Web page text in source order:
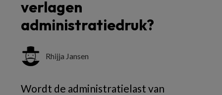
verlagen
administratiedruk?
Rhijja Jansen
Wordt de administratielast van